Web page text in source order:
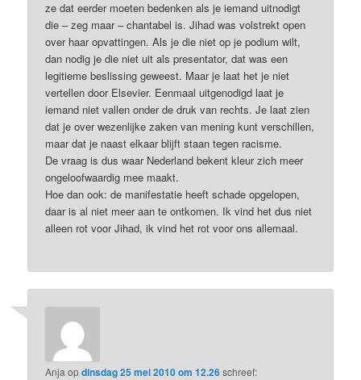
ze dat eerder moeten bedenken als je iemand uitnodigt
die – zeg maar – chantabel is. Jihad was volstrekt open
over haar opvattingen. Als je die niet op je podium wilt,
dan nodig je die niet uit als presentator, dat was een
legitieme beslissing geweest. Maar je laat het je niet
vertellen door Elsevier. Eenmaal uitgenodigd laat je
iemand niet vallen onder de druk van rechts. Je laat zien
dat je over wezenlijke zaken van mening kunt verschillen,
maar dat je naast elkaar blijft staan tegen racisme.
De vraag is dus waar Nederland bekent kleur zich meer
ongeloofwaardig mee maakt.
Hoe dan ook: de manifestatie heeft schade opgelopen,
daar is al niet meer aan te ontkomen. Ik vind het dus niet
alleen rot voor Jihad, ik vind het rot voor ons allemaal.
Anja opdinsdag 25 mei 2010 om 12.26schreef: